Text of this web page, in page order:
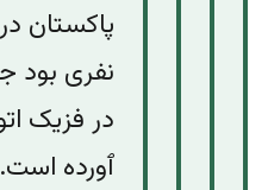
پاکستان
نفری بود
در فزیک
ٱورده